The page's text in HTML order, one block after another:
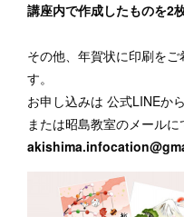
講座内で作成したものを2
その他、年賀状に印刷を
す。
お申し込みは 公式LINEから
または昭島教室のメール